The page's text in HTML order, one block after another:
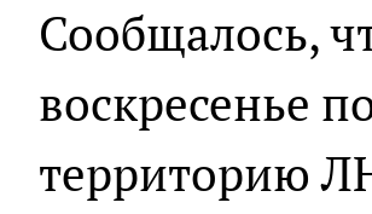
Сообщалось,
воскресенье
территорию